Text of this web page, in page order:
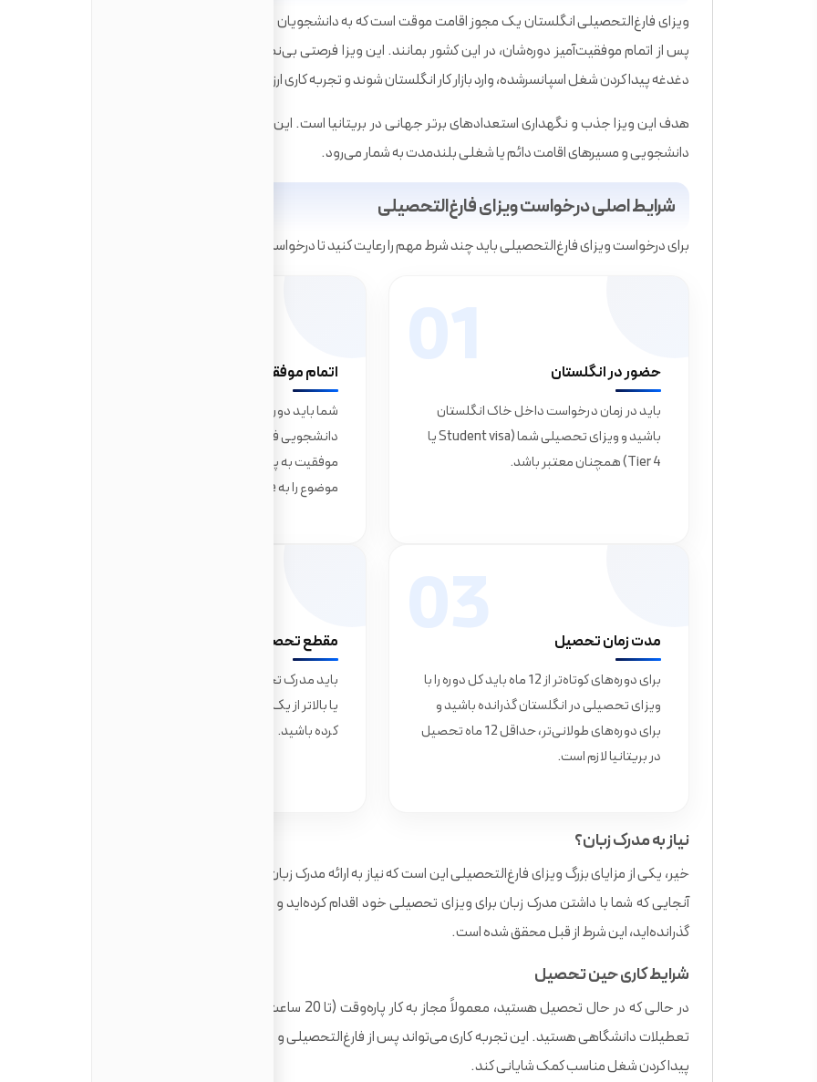
ویزای فارغ‌التحصیلی انگلستان یک مجوز اقامت موقت است که به دانشجویان بین‌المللی فارغ‌التحصیل اجازه می‌دهد
پس از اتمام موفقیت‌آمیز دوره‌شان، در این کشور بمانند. این ویزا فرصتی بی‌نظیر برای ایرانیان فراهم می‌کند تا بدون
دغدغه پیدا کردن شغل اسپانسرشده، وارد بازار کار انگلستان شوند و تجربه کاری ارزشمندی کسب کنند.
هدف این ویزا جذب و نگهداری استعدادهای برتر جهانی در بریتانیا است. این ویزا یک پل ارتباطی حیاتی بین زندگی
دانشجویی و مسیرهای اقامت دائم یا شغلی بلندمدت به شمار می‌رود.
شرایط اصلی درخواست ویزای فارغ‌التحصیلی
برای درخواست ویزای فارغ‌التحصیلی باید چند شرط مهم را رعایت کنید تا درخواست شما مورد قبول قرار گیرد.
حضور در انگلستان
باید در زمان درخواست داخل خاک انگلستان
باشید و ویزای تحصیلی شما (Student visa یا
Tier 4) همچنان معتبر باشد.
اتمام موفقیت‌آمیز دوره
شما باید دوره تحصیلی خود را که با ویزای
دانشجویی فعلی در آن ثبت‌نام کرده‌اید، با
موفقیت به پایان رسانده باشید و دانشگاه این
موضوع را به Home Office اطلاع دهد.
مدت زمان تحصیل
برای دوره‌های کوتاه‌تر از 12 ماه باید کل دوره را با
ویزای تحصیلی در انگلستان گذرانده باشید و
برای دوره‌های طولانی‌تر، حداقل 12 ماه تحصیل
در بریتانیا لازم است.
مقطع تحصیلی
باید مدرک تحصیلی معتبری در سطح لیسانس
یا بالاتر از یک موسسه آموزشی معتبر دریافت
کرده باشید.
نیاز به مدرک زبان؟
خیر، یکی از مزایای بزرگ ویزای فارغ‌التحصیلی این است که نیاز به ارائه مدرک زبان جدید (مانند آیلتس یا تافل) ندارید. از
آنجایی که شما با داشتن مدرک زبان برای ویزای تحصیلی خود اقدام کرده‌اید و دوره دانشگاهی‌تان را به زبان انگلیسی
گذرانده‌اید، این شرط از قبل محقق شده است.
شرایط کاری حین تحصیل
در حالی که در حال تحصیل هستید، معمولاً مجاز به کار پاره‌وقت (تا 20 ساعت در هفته) در طول ترم و تمام‌وقت در
تعطیلات دانشگاهی هستید. این تجربه کاری می‌تواند پس از فارغ‌التحصیلی و در دوره ویزای فارغ‌التحصیلی، به شما در
پیدا کردن شغل مناسب کمک شایانی کند.